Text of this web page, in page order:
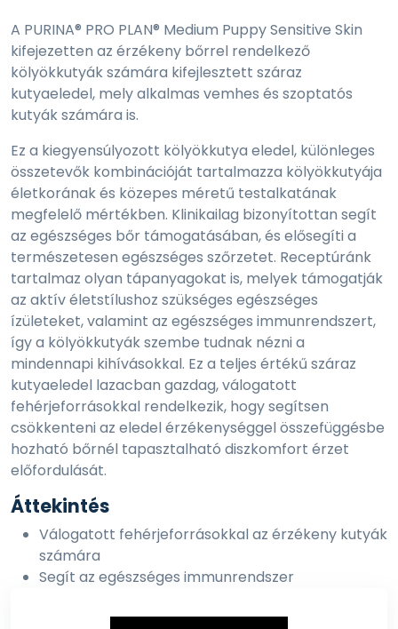
A PURINA® PRO PLAN® Medium Puppy Sensitive Skin
kifejezetten az érzékeny bőrrel rendelkező
kölyökkutyák számára kifejlesztett száraz
kutyaeledel, mely alkalmas vemhes és szoptatós
kutyák számára is.
Ez a kiegyensúlyozott kölyökkutya eledel, különleges
összetevők kombinációját tartalmazza kölyökkutyája
életkorának és közepes méretű testalkatának
megfelelő mértékben. Klinikailag bizonyítottan segít
az egészséges bőr támogatásában, és elősegíti a
természetesen egészséges szőrzetet. Receptúránk
tartalmaz olyan tápanyagokat is, melyek támogatják
az aktív életstílushoz szükséges egészséges
ízületeket, valamint az egészséges immunrendszert,
így a kölyökkutyák szembe tudnak nézni a
mindennapi kihívásokkal. Ez a teljes értékű száraz
kutyaeledel lazacban gazdag, válogatott
fehérjeforrásokkal rendelkezik, hogy segítsen
csökkenteni az eledel érzékenységgel összefüggésbe
hozható bőrnél tapasztalható diszkomfort érzet
előfordulását.
Áttekintés
Válogatott fehérjeforrásokkal az érzékeny kutyák
számára
Segít az egészséges immunrendszer
Kölyökkutyák aktív életmódjához szükséges